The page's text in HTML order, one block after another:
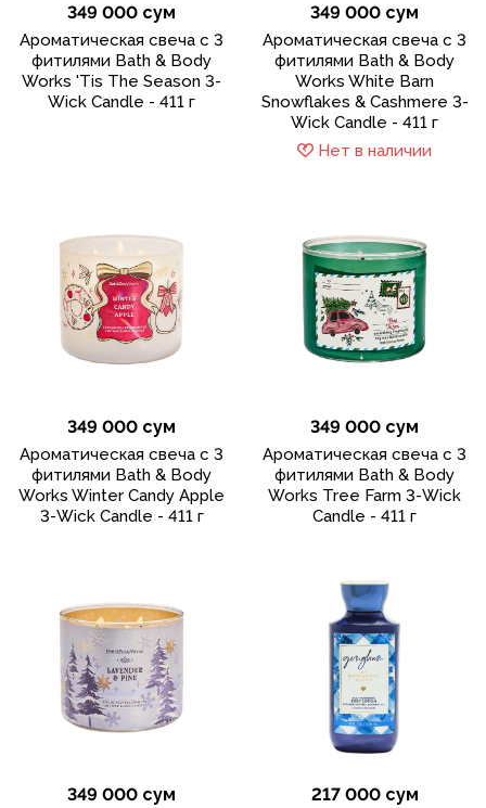
349 000 сум
Ароматическая свеча с 3
фитилями Bath & Body
Works 'Tis The Season 3-
Wick Candle - 411 г
349 000 сум
Ароматическая свеча с 3
фитилями Bath & Body
Works White Barn
Snowflakes & Cashmere 3-
Wick Candle - 411 г
Нет в наличии
349 000 сум
Ароматическая свеча с 3
фитилями Bath & Body
Works Winter Candy Apple
3-Wick Candle - 411 г
349 000 сум
Ароматическая свеча с 3
фитилями Bath & Body
Works Tree Farm 3-Wick
Candle - 411 г
349 000 сум 217 000 сум